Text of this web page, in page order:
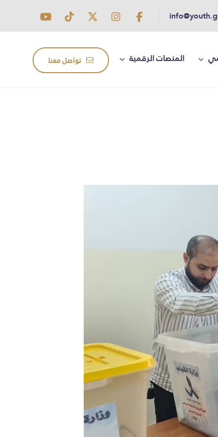
تواصل معنا المنصات الرقمية